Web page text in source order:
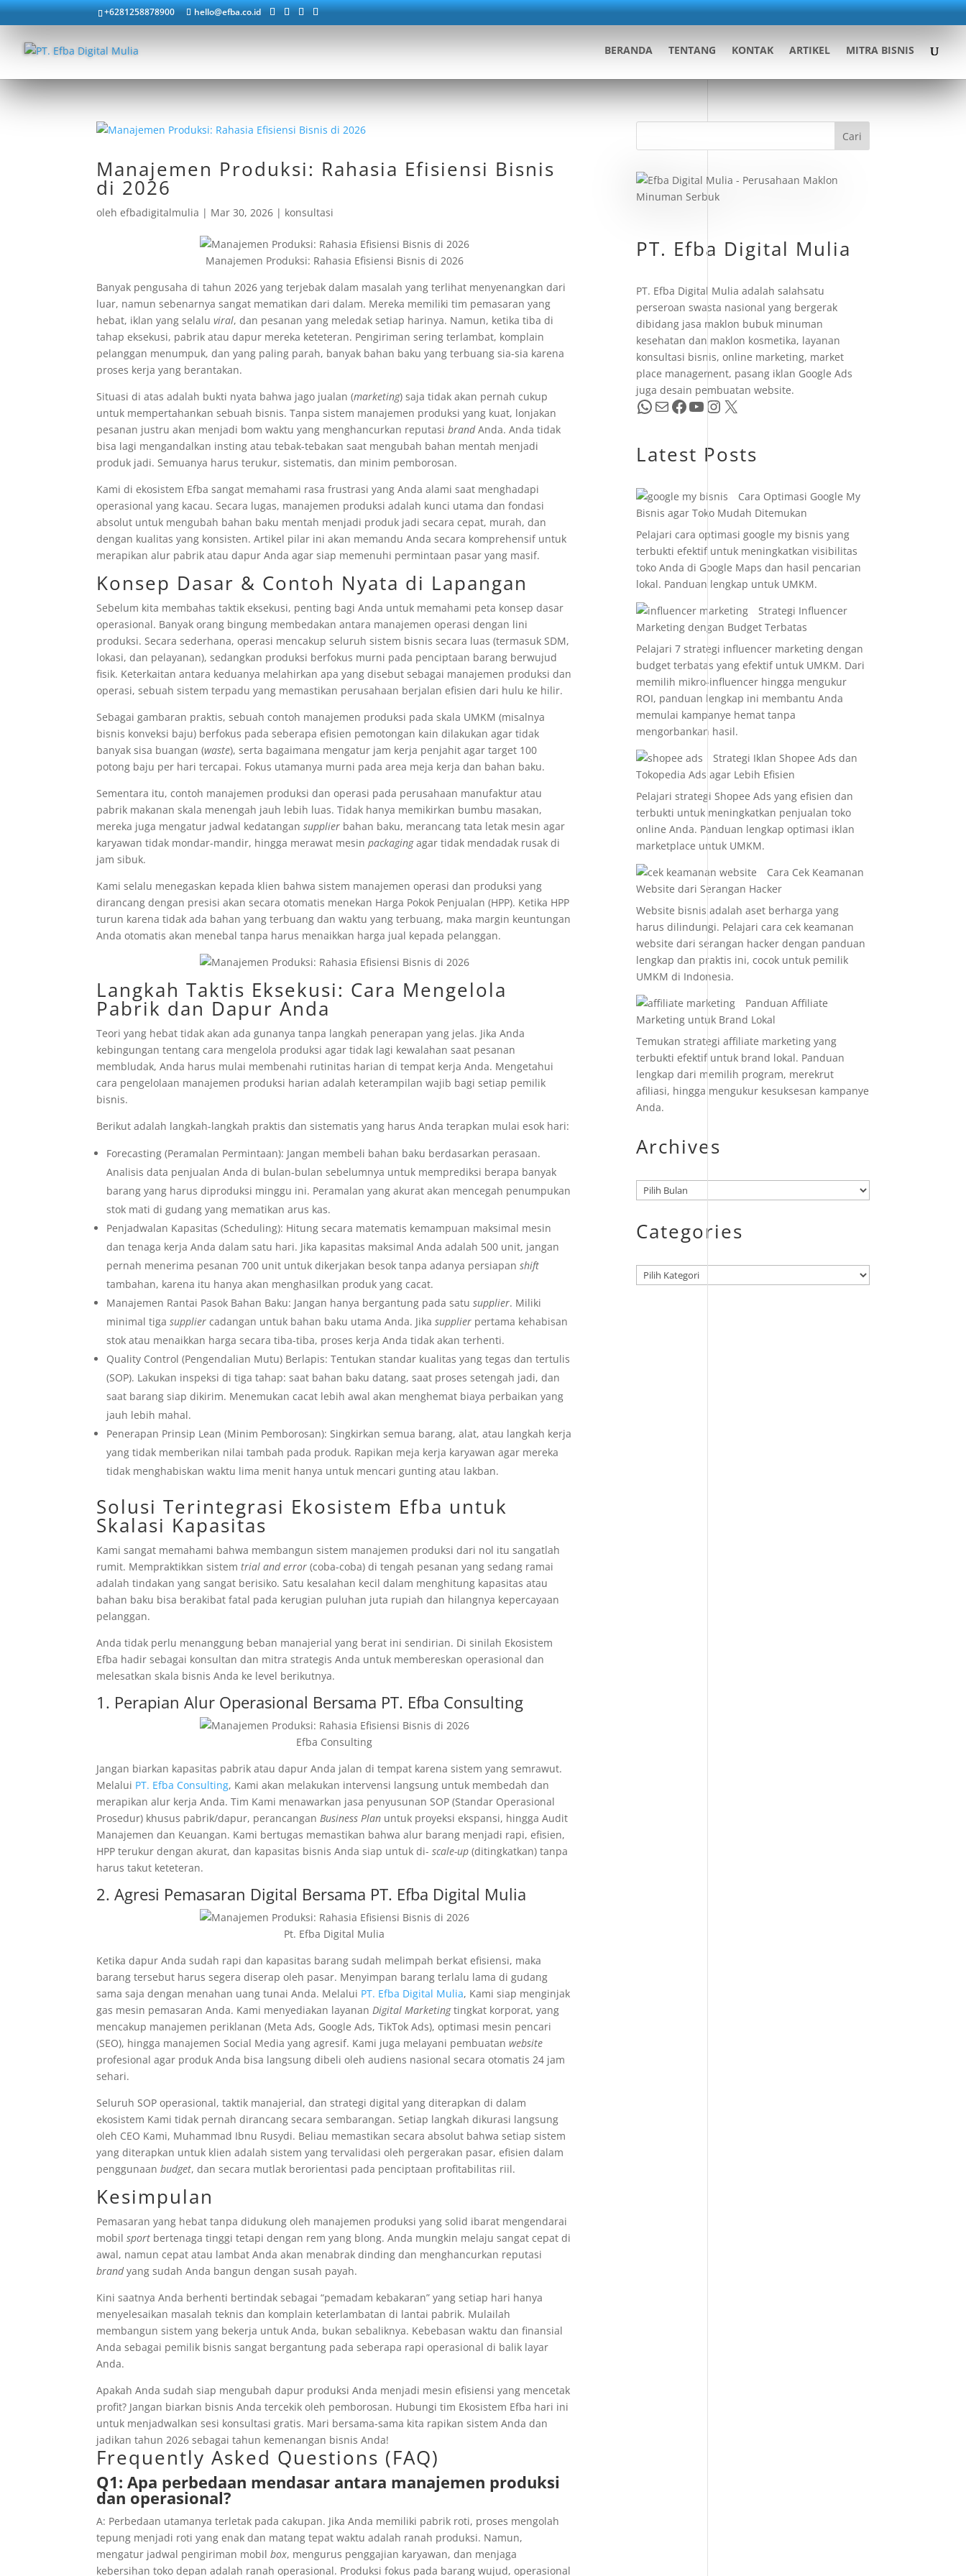
+6281258878900 hello@efba.co.id
BERANDA TENTANG KONTAK ARTIKEL MITRA BISNIS
Manajemen Produksi: Rahasia Efisiensi Bisnis
di 2026
olehefbadigitalmulia | Mar 30, 2026 | konsultasi
Manajemen Produksi: Rahasia Efisiensi Bisnis di 2026
Banyak pengusaha di tahun 2026 yang terjebak dalam masalah yang terlihat menyenangkan dari
luar, namun sebenarnya sangat mematikan dari dalam. Mereka memiliki tim pemasaran yang
hebat, iklan yang selaluviral, dan pesanan yang meledak setiap harinya. Namun, ketika tiba di
tahap eksekusi, pabrik atau dapur mereka keteteran. Pengiriman sering terlambat, komplain
pelanggan menumpuk, dan yang paling parah, banyak bahan baku yang terbuang sia-sia karena
proses kerja yang berantakan.
Situasi di atas adalah bukti nyata bahwa jago jualan (marketing) saja tidak akan pernah cukup
untuk mempertahankan sebuah bisnis. Tanpa sistem manajemen produksi yang kuat, lonjakan
pesanan justru akan menjadi bom waktu yang menghancurkan reputasibrandAnda. Anda tidak
bisa lagi mengandalkan insting atau tebak-tebakan saat mengubah bahan mentah menjadi
produk jadi. Semuanya harus terukur, sistematis, dan minim pemborosan.
Kami di ekosistem Efba sangat memahami rasa frustrasi yang Anda alami saat menghadapi
operasional yang kacau. Secara lugas, manajemen produksi adalah kunci utama dan fondasi
absolut untuk mengubah bahan baku mentah menjadi produk jadi secara cepat, murah, dan
dengan kualitas yang konsisten. Artikel pilar ini akan memandu Anda secara komprehensif untuk
merapikan alur pabrik atau dapur Anda agar siap memenuhi permintaan pasar yang masif.
Konsep Dasar & Contoh Nyata di Lapangan
Sebelum kita membahas taktik eksekusi, penting bagi Anda untuk memahami peta konsep dasar
operasional. Banyak orang bingung membedakan antara manajemen operasi dengan lini
produksi. Secara sederhana, operasi mencakup seluruh sistem bisnis secara luas (termasuk SDM,
lokasi, dan pelayanan), sedangkan produksi berfokus murni pada penciptaan barang berwujud
fisik. Keterkaitan antara keduanya melahirkan apa yang disebut sebagai manajemen produksi dan
operasi, sebuah sistem terpadu yang memastikan perusahaan berjalan efisien dari hulu ke hilir.
Sebagai gambaran praktis, sebuah contoh manajemen produksi pada skala UMKM (misalnya
bisnis konveksi baju) berfokus pada seberapa efisien pemotongan kain dilakukan agar tidak
banyak sisa buangan (waste), serta bagaimana mengatur jam kerja penjahit agar target 100
potong baju per hari tercapai. Fokus utamanya murni pada area meja kerja dan bahan baku.
Sementara itu, contoh manajemen produksi dan operasi pada perusahaan manufaktur atau
pabrik makanan skala menengah jauh lebih luas. Tidak hanya memikirkan bumbu masakan,
mereka juga mengatur jadwal kedatangansupplier bahan baku, merancang tata letak mesin agar
karyawan tidak mondar-mandir, hingga merawat mesinpackagingagar tidak mendadak rusak di
jam sibuk.
Kami selalu menegaskan kepada klien bahwa sistem manajemen operasi dan produksi yang
dirancang dengan presisi akan secara otomatis menekan Harga Pokok Penjualan (HPP). Ketika HPP
turun karena tidak ada bahan yang terbuang dan waktu yang terbuang, maka margin keuntungan
Anda otomatis akan menebal tanpa harus menaikkan harga jual kepada pelanggan.
Langkah Taktis Eksekusi: Cara Mengelola
Pabrik dan Dapur Anda
Teori yang hebat tidak akan ada gunanya tanpa langkah penerapan yang jelas. Jika Anda
kebingungan tentang cara mengelola produksi agar tidak lagi kewalahan saat pesanan
membludak, Anda harus mulai membenahi rutinitas harian di tempat kerja Anda. Mengetahui
cara pengelolaan manajemen produksi harian adalah keterampilan wajib bagi setiap pemilik
bisnis.
Berikut adalah langkah-langkah praktis dan sistematis yang harus Anda terapkan mulai esok hari:
Forecasting (Peramalan Permintaan): Jangan membeli bahan baku berdasarkan perasaan.
Analisis data penjualan Anda di bulan-bulan sebelumnya untuk memprediksi berapa banyak
barang yang harus diproduksi minggu ini. Peramalan yang akurat akan mencegah penumpukan
stok mati di gudang yang mematikan arus kas.
Penjadwalan Kapasitas (Scheduling): Hitung secara matematis kemampuan maksimal mesin
dan tenaga kerja Anda dalam satu hari. Jika kapasitas maksimal Anda adalah 500 unit, jangan
pernah menerima pesanan 700 unit untuk dikerjakan besok tanpa adanya persiapanshift
tambahan, karena itu hanya akan menghasilkan produk yang cacat.
Manajemen Rantai Pasok Bahan Baku: Jangan hanya bergantung pada satusupplier. Miliki
minimal tigasupplier cadangan untuk bahan baku utama Anda. Jikasupplier pertama kehabisan
stok atau menaikkan harga secara tiba-tiba, proses kerja Anda tidak akan terhenti.
Quality Control (Pengendalian Mutu) Berlapis: Tentukan standar kualitas yang tegas dan tertulis
(SOP). Lakukan inspeksi di tiga tahap: saat bahan baku datang, saat proses setengah jadi, dan
saat barang siap dikirim. Menemukan cacat lebih awal akan menghemat biaya perbaikan yang
jauh lebih mahal.
Penerapan Prinsip Lean (Minim Pemborosan): Singkirkan semua barang, alat, atau langkah kerja
yang tidak memberikan nilai tambah pada produk. Rapikan meja kerja karyawan agar mereka
tidak menghabiskan waktu lima menit hanya untuk mencari gunting atau lakban.
Solusi Terintegrasi Ekosistem Efba untuk
Skalasi Kapasitas
Kami sangat memahami bahwa membangun sistem manajemen produksi dari nol itu sangatlah
rumit. Mempraktikkan sistemtrial and error (coba-coba) di tengah pesanan yang sedang ramai
adalah tindakan yang sangat berisiko. Satu kesalahan kecil dalam menghitung kapasitas atau
bahan baku bisa berakibat fatal pada kerugian puluhan juta rupiah dan hilangnya kepercayaan
pelanggan.
Anda tidak perlu menanggung beban manajerial yang berat ini sendirian. Di sinilah Ekosistem
Efba hadir sebagai konsultan dan mitra strategis Anda untuk membereskan operasional dan
melesatkan skala bisnis Anda ke level berikutnya.
1. Perapian Alur Operasional Bersama PT. Efba Consulting
Efba Consulting
Jangan biarkan kapasitas pabrik atau dapur Anda jalan di tempat karena sistem yang semrawut.
Melalui PT. Efba Consulting, Kami akan melakukan intervensi langsung untuk membedah dan
merapikan alur kerja Anda. Tim Kami menawarkan jasa penyusunan SOP (Standar Operasional
Prosedur) khusus pabrik/dapur, perancanganBusiness Plan untuk proyeksi ekspansi, hingga Audit
Manajemen dan Keuangan. Kami bertugas memastikan bahwa alur barang menjadi rapi, efisien,
HPP terukur dengan akurat, dan kapasitas bisnis Anda siap untuk di-scale-up (ditingkatkan) tanpa
harus takut keteteran.
2. Agresi Pemasaran Digital Bersama PT. Efba Digital Mulia
Pt. Efba Digital Mulia
Ketika dapur Anda sudah rapi dan kapasitas barang sudah melimpah berkat efisiensi, maka
barang tersebut harus segera diserap oleh pasar. Menyimpan barang terlalu lama di gudang
sama saja dengan menahan uang tunai Anda. Melalui PT. Efba Digital Mulia, Kami siap menginjak
gas mesin pemasaran Anda. Kami menyediakan layananDigital Marketingtingkat korporat, yang
mencakup manajemen periklanan (Meta Ads, Google Ads, TikTok Ads), optimasi mesin pencari
(SEO), hingga manajemen Social Media yang agresif. Kami juga melayani pembuatanwebsite
profesional agar produk Anda bisa langsung dibeli oleh audiens nasional secara otomatis 24 jam
sehari.
Seluruh SOP operasional, taktik manajerial, dan strategi digital yang diterapkan di dalam
ekosistem Kami tidak pernah dirancang secara sembarangan. Setiap langkah dikurasi langsung
oleh CEO Kami, Muhammad Ibnu Rusydi. Beliau memastikan secara absolut bahwa setiap sistem
yang diterapkan untuk klien adalah sistem yang tervalidasi oleh pergerakan pasar, efisien dalam
penggunaanbudget, dan secara mutlak berorientasi pada penciptaan profitabilitas riil.
Kesimpulan
Pemasaran yang hebat tanpa didukung oleh manajemen produksi yang solid ibarat mengendarai
mobilsport bertenaga tinggi tetapi dengan rem yang blong. Anda mungkin melaju sangat cepat di
awal, namun cepat atau lambat Anda akan menabrak dinding dan menghancurkan reputasi
brandyang sudah Anda bangun dengan susah payah.
Kini saatnya Anda berhenti bertindak sebagai “pemadam kebakaran” yang setiap hari hanya
menyelesaikan masalah teknis dan komplain keterlambatan di lantai pabrik. Mulailah
membangun sistem yang bekerja untuk Anda, bukan sebaliknya. Kebebasan waktu dan finansial
Anda sebagai pemilik bisnis sangat bergantung pada seberapa rapi operasional di balik layar
Anda.
Apakah Anda sudah siap mengubah dapur produksi Anda menjadi mesin efisiensi yang mencetak
profit? Jangan biarkan bisnis Anda tercekik oleh pemborosan. Hubungi tim Ekosistem Efba hari ini
untuk menjadwalkan sesi konsultasi gratis. Mari bersama-sama kita rapikan sistem Anda dan
jadikan tahun 2026 sebagai tahun kemenangan bisnis Anda!
Frequently Asked Questions (FAQ)
Q1: Apa perbedaan mendasar antara manajemen produksi
dan operasional?
A: Perbedaan utamanya terletak pada cakupan. Jika Anda memiliki pabrik roti, proses mengolah
tepung menjadi roti yang enak dan matang tepat waktu adalah ranah produksi. Namun,
mengatur jadwal pengiriman mobilbox, mengurus penggajian karyawan, dan menjaga
kebersihan toko depan adalah ranah operasional. Produksi fokus pada barang wujud, operasional
Cari
PT. Efba Digital Mulia
PT. Efba Digital Mulia adalah salahsatu
perseroan swasta nasional yang bergerak
dibidang jasa maklon bubuk minuman
kesehatan dan maklon kosmetika, layanan
konsultasi bisnis, online marketing, market
place management, pasang iklan Google Ads
juga desain pembuatan website.
WhatsApp Mail Facebook YouTube InstagramX
Latest Posts
Cara Optimasi Google My
Bisnis agar Toko Mudah Ditemukan
Pelajari cara optimasi google my bisnis yang
terbukti efektif untuk meningkatkan visibilitas
toko Anda di Google Maps dan hasil pencarian
lokal. Panduan lengkap untuk UMKM.
Strategi Influencer
Marketing dengan Budget Terbatas
Pelajari 7 strategi influencer marketing dengan
budget terbatas yang efektif untuk UMKM. Dari
memilih mikro-influencer hingga mengukur
ROI, panduan lengkap ini membantu Anda
memulai kampanye hemat tanpa
mengorbankan hasil.
Strategi Iklan Shopee Ads dan
Tokopedia Ads agar Lebih Efisien
Pelajari strategi Shopee Ads yang efisien dan
terbukti untuk meningkatkan penjualan toko
online Anda. Panduan lengkap optimasi iklan
marketplace untuk UMKM.
Cara Cek Keamanan
Website dari Serangan Hacker
Website bisnis adalah aset berharga yang
harus dilindungi. Pelajari cara cek keamanan
website dari serangan hacker dengan panduan
lengkap dan praktis ini, cocok untuk pemilik
UMKM di Indonesia.
Panduan Affiliate
Marketing untuk Brand Lokal
Temukan strategi affiliate marketing yang
terbukti efektif untuk brand lokal. Panduan
lengkap dari memilih program, merekrut
afiliasi, hingga mengukur kesuksesan kampanye
Anda.
Archives
Arsip
Categories
Kategori